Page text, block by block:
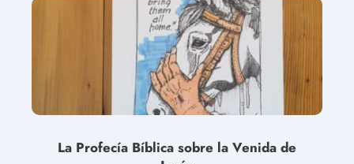
La Profecía Bíblica sobre la Venida de